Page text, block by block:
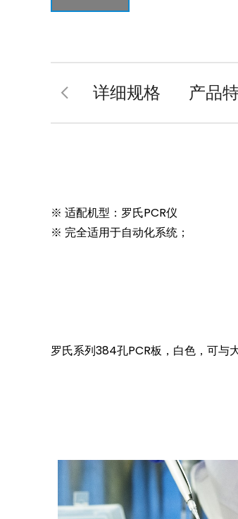
详细规格 产品
※ 适配机型：罗氏PCR仪
※ 完全适用于自动化系统；
罗氏系列384孔PCR板，白色，可与